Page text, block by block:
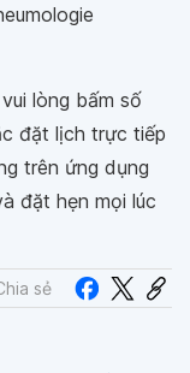
lòng bấm số
đặt lịch trực tiếp
trên ứng dụng
đặt hẹn mọi lúc
sẻ